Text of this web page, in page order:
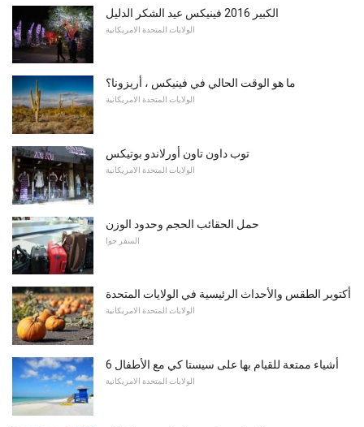
الكبير 2016 فينيكس عيد الشكر الدليل
الولايات المتحدة الامريكانية
ما هو الوقت الحالي في فينيكس ، أريزونا؟
الولايات المتحدة الامريكانية
توب داون تاون أورلاندو بوتيكس
الولايات المتحدة الامريكانية
حمل الحقائب الحجم وحدود الوزن
السفر جوا
أكتوبر الطقس والأحداث الرئيسية في الولايات المتحدة
الولايات المتحدة الامريكانية
6 أشياء ممتعة للقيام بها على سيستا كي مع الأطفال
الولايات المتحدة الامريكانية